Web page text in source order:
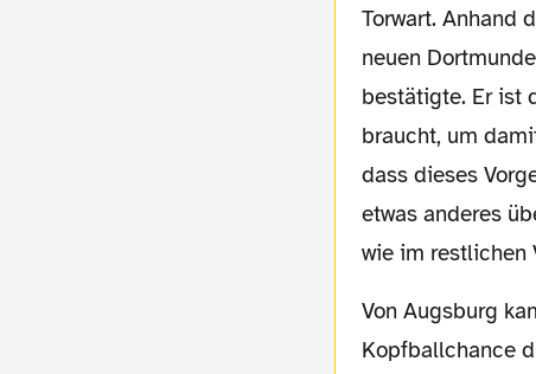
Torwart. Anhand
neuen
bestätigte. Er ist
braucht, um
dass dieses
etwas anderes
wie im restlichen
Von Augsburg kam in der zweiten Halbzeit nicht mehr viel, einzig zu erwähnen ist eine
Kopfballchance